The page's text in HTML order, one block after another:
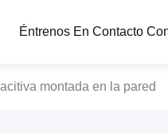
Éntrenos En Contacto
montada en la pared